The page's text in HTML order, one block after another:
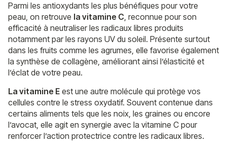
Parmi les antioxydants les plus bénéfiques pour votre
peau, on retrouve la vitamine C, reconnue pour son
efficacité à neutraliser les radicaux libres produits
notamment par les rayons UV du soleil. Présente surtout
dans les fruits comme les agrumes, elle favorise également
la synthèse de collagène, améliorant ainsi l’élasticité et
l’éclat de votre peau.
La vitamine E est une autre molécule qui protège vos
cellules contre le stress oxydatif. Souvent contenue dans
certains aliments tels que les noix, les graines ou encore
l’avocat, elle agit en synergie avec la vitamine C pour
renforcer l’action protectrice contre les radicaux libres.